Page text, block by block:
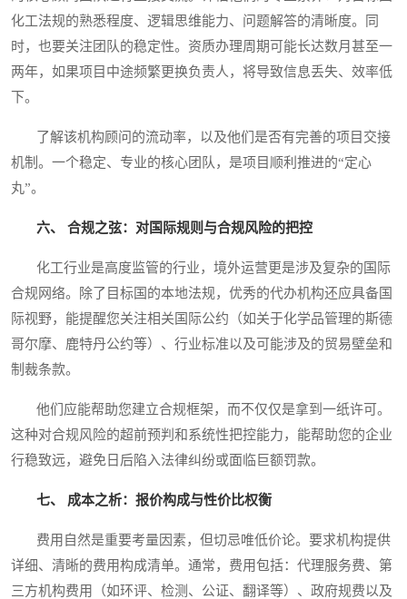
化工法规的熟悉程度、逻辑思维能力、问题解答的清晰度。同
时，也要关注团队的稳定性。资质办理周期可能长达数月甚至一
两年，如果项目中途频繁更换负责人，将导致信息丢失、效率低
下。
了解该机构顾问的流动率，以及他们是否有完善的项目交接
机制。一个稳定、专业的核心团队，是项目顺利推进的“定心
丸”。
六、 合规之弦：对国际规则与合规风险的把控
化工行业是高度监管的行业，境外运营更是涉及复杂的国际
合规网络。除了目标国的本地法规，优秀的代办机构还应具备国
际视野，能提醒您关注相关国际公约（如关于化学品管理的斯德
哥尔摩、鹿特丹公约等）、行业标准以及可能涉及的贸易壁垒和
制裁条款。
他们应能帮助您建立合规框架，而不仅仅是拿到一纸许可。
这种对合规风险的超前预判和系统性把控能力，能帮助您的企业
行稳致远，避免日后陷入法律纠纷或面临巨额罚款。
七、 成本之析：报价构成与性价比权衡
费用自然是重要考量因素，但切忌唯低价论。要求机构提供
详细、清晰的费用构成清单。通常，费用包括：代理服务费、第
三方机构费用（如环评、检测、公证、翻译等）、政府规费以及